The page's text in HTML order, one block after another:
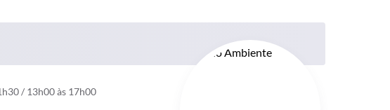
/ 13h00 às 17h00